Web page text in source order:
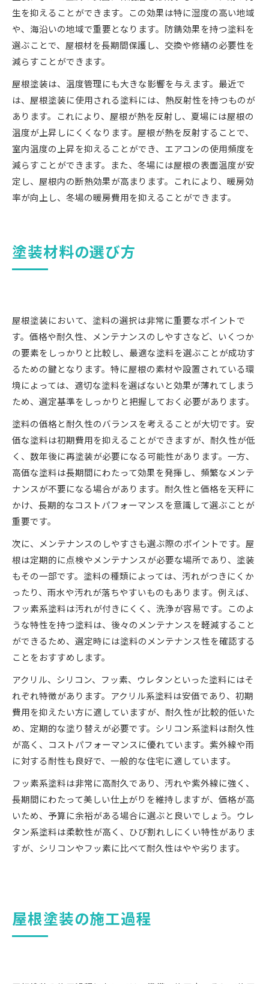
生を抑えることができます。この効果は特に湿度の高い地域
や、海沿いの地域で重要となります。防錆効果を持つ塗料を
選ぶことで、屋根材を長期間保護し、交換や修繕の必要性を
減らすことができます。
屋根塗装は、温度管理にも大きな影響を与えます。最近で
は、屋根塗装に使用される塗料には、熱反射性を持つものが
あります。これにより、屋根が熱を反射し、夏場には屋根の
温度が上昇しにくくなります。屋根が熱を反射することで、
室内温度の上昇を抑えることができ、エアコンの使用頻度を
減らすことができます。また、冬場には屋根の表面温度が安
定し、屋根内の断熱効果が高まります。これにより、暖房効
率が向上し、冬場の暖房費用を抑えることができます。
塗装材料の選び方
屋根塗装において、塗料の選択は非常に重要なポイントで
す。価格や耐久性、メンテナンスのしやすさなど、いくつか
の要素をしっかりと比較し、最適な塗料を選ぶことが成功す
るための鍵となります。特に屋根の素材や設置されている環
境によっては、適切な塗料を選ばないと効果が薄れてしまう
ため、選定基準をしっかりと把握しておく必要があります。
塗料の価格と耐久性のバランスを考えることが大切です。安
価な塗料は初期費用を抑えることができますが、耐久性が低
く、数年後に再塗装が必要になる可能性があります。一方、
高価な塗料は長期間にわたって効果を発揮し、頻繁なメンテ
ナンスが不要になる場合があります。耐久性と価格を天秤に
かけ、長期的なコストパフォーマンスを意識して選ぶことが
重要です。
次に、メンテナンスのしやすさも選ぶ際のポイントです。屋
根は定期的に点検やメンテナンスが必要な場所であり、塗装
もその一部です。塗料の種類によっては、汚れがつきにくか
ったり、雨水や汚れが落ちやすいものもあります。例えば、
フッ素系塗料は汚れが付きにくく、洗浄が容易です。このよ
うな特性を持つ塗料は、後々のメンテナンスを軽減すること
ができるため、選定時には塗料のメンテナンス性を確認する
ことをおすすめします。
アクリル、シリコン、フッ素、ウレタンといった塗料にはそ
れぞれ特徴があります。アクリル系塗料は安価であり、初期
費用を抑えたい方に適していますが、耐久性が比較的低いた
め、定期的な塗り替えが必要です。シリコン系塗料は耐久性
が高く、コストパフォーマンスに優れています。紫外線や雨
に対する耐性も良好で、一般的な住宅に適しています。
フッ素系塗料は非常に高耐久であり、汚れや紫外線に強く、
長期間にわたって美しい仕上がりを維持しますが、価格が高
いため、予算に余裕がある場合に選ぶと良いでしょう。ウレ
タン系塗料は柔軟性が高く、ひび割れしにくい特性がありま
すが、シリコンやフッ素に比べて耐久性はやや劣ります。
屋根塗装の施工過程